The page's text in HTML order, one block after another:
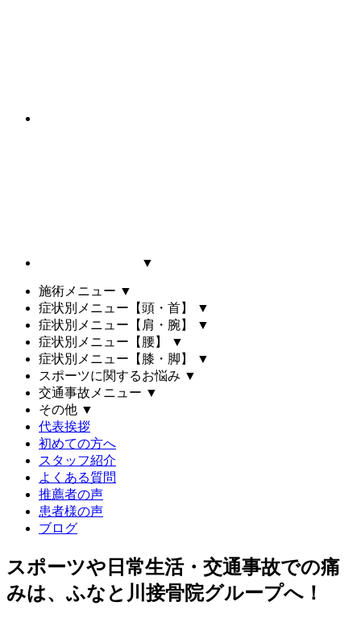
▼
施術メニュー ▼
症状別メニュー【頭・首】
▼
症状別メニュー【肩・腕】
▼
症状別メニュー【腰】
▼
症状別メニュー【膝・脚】
▼
スポーツに関するお悩み ▼
交通事故メニュー ▼
その他 ▼
代表挨拶
初めての方へ
スタッフ紹介
よくある質問
推薦者の声
患者様の声
ブログ
スポーツや日常生活・交通事故での痛
みは、ふなと川接骨院グループへ！